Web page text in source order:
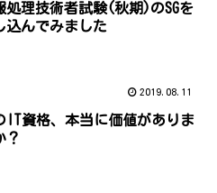
処理技術者試験(秋期)のSGを
込んでみました
2019.08.11
IT資格、本当に価値がありま
？